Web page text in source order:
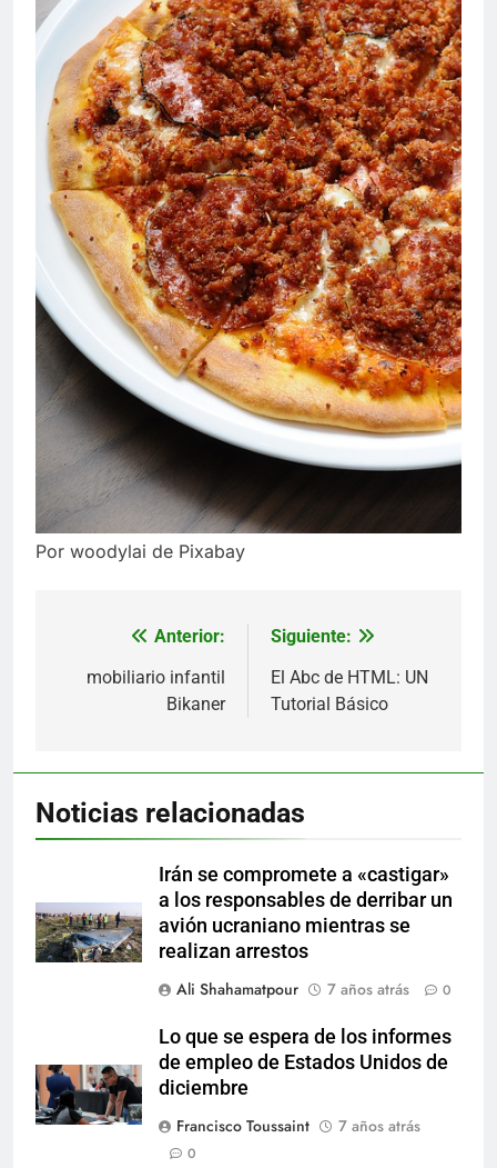
Por woodylai de Pixabay
Navegación
Anterior:
mobiliario infantil
Bikaner
Siguiente:
El Abc de HTML: UN
Tutorial Básico
Noticias relacionadas
Irán se compromete a «castigar»
a los responsables de derribar un
avión ucraniano mientras se
realizan arrestos
Ali Shahamatpour
7 años atrás 0
Lo que se espera de los informes
de empleo de Estados Unidos de
diciembre
Francisco Toussaint
7 años atrás
0